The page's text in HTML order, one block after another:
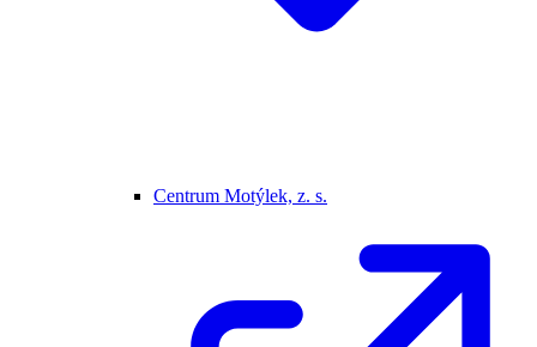
Centrum Motýlek, z. s.